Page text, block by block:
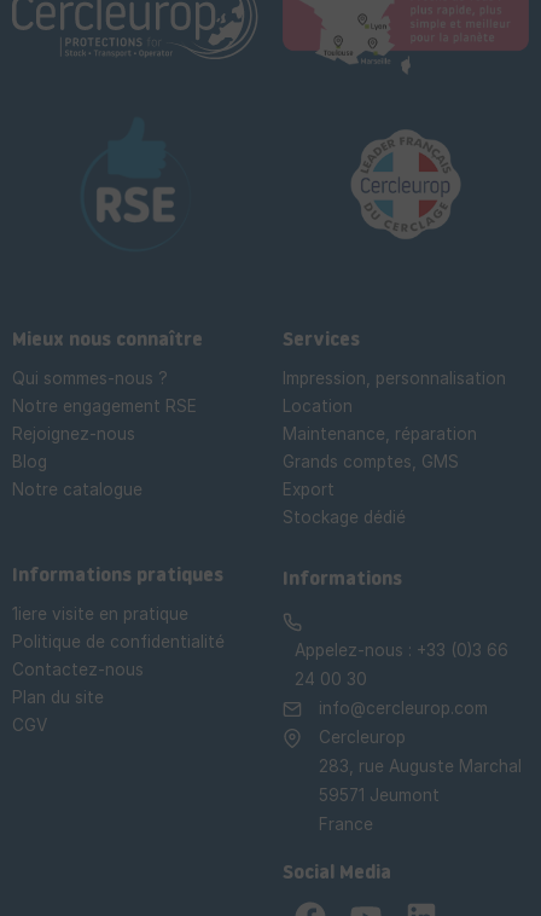
Mieux nous connaître
Qui sommes-nous ?
Notre engagement RSE
Rejoignez-nous
Blog
Notre catalogue
Services
Impression, personnalisation
Location
Maintenance, réparation
Grands comptes, GMS
Export
Stockage dédié
Informations pratiques
1iere visite en pratique
Politique de confidentialité
Contactez-nous
Plan du site
CGV
Informations
Appelez-nous : +33 (0)3 66
24 00 30
info@cercleurop.com
Cercleurop
283, rue Auguste Marchal
59571 Jeumont
France
Social Media